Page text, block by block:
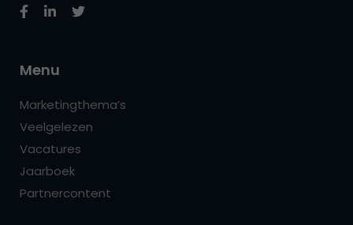
Menu
Marketingthema’s
Veelgelezen
Vacatures
Jaarboek
Partnercontent